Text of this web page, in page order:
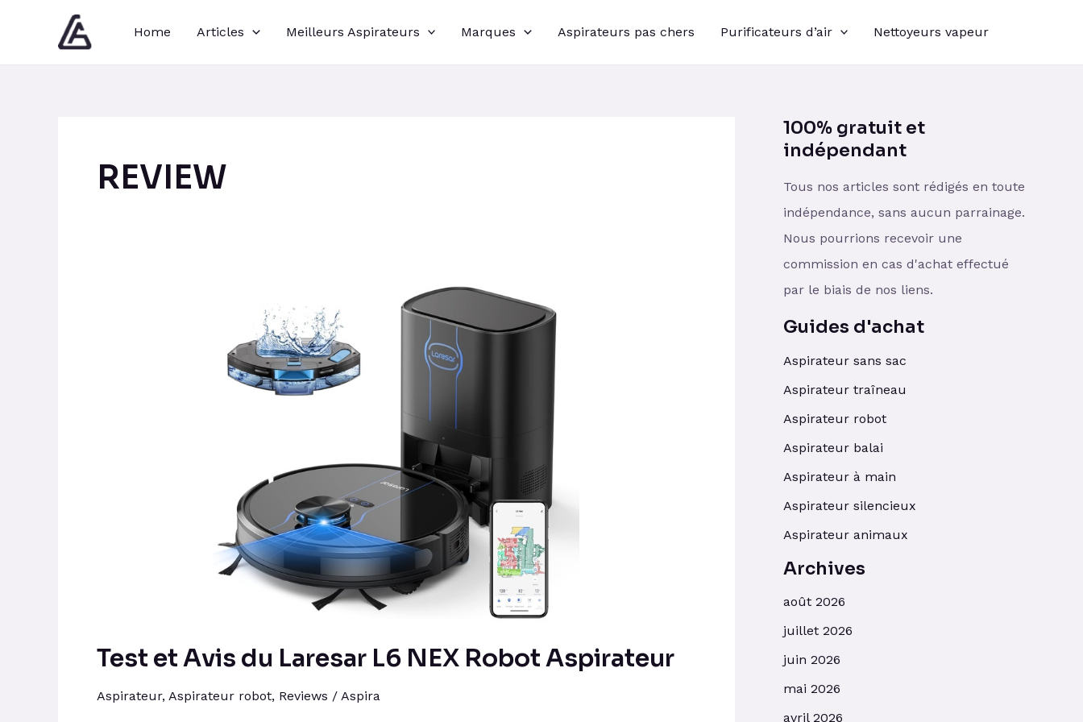
Home Articles Meilleurs Aspirateurs Marques Aspirateurs pas chers Purificateurs d’air Nettoyeurs vapeur
REVIEW
Test et Avis du Laresar L6 NEX Robot Aspirateur
Aspirateur, Aspirateur robot, Reviews / Aspira
Pagination
d’article
100% gratuit et
indépendant
Tous nos articles sont rédigés en toute
indépendance, sans aucun parrainage.
Nous pourrions recevoir une
commission en cas d'achat effectué
par le biais de nos liens.
Guides d'achat
Aspirateur sans sac
Aspirateur traîneau
Aspirateur robot
Aspirateur balai
Aspirateur à main
Aspirateur silencieux
Aspirateur animaux
Archives
août 2026
juillet 2026
juin 2026
mai 2026
avril 2026